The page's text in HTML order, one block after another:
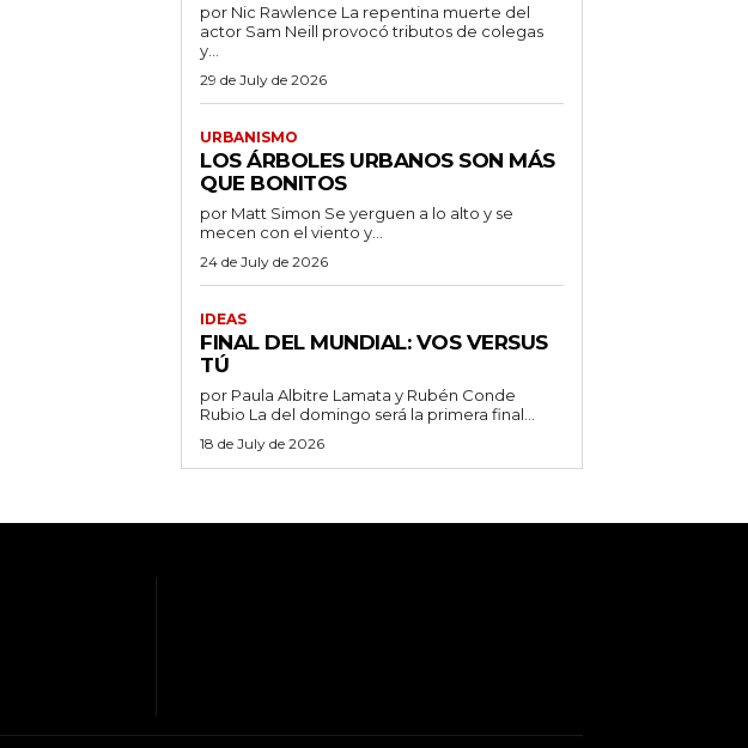
por Nic Rawlence La repentina muerte del
actor Sam Neill provocó tributos de colegas
y...
29 de July de 2026
URBANISMO
LOS ÁRBOLES URBANOS SON MÁS
QUE BONITOS
por Matt Simon Se yerguen a lo alto y se
mecen con el viento y...
24 de July de 2026
IDEAS
FINAL DEL MUNDIAL: VOS VERSUS
TÚ
por Paula Albitre Lamata y Rubén Conde
Rubio La del domingo será la primera final...
18 de July de 2026